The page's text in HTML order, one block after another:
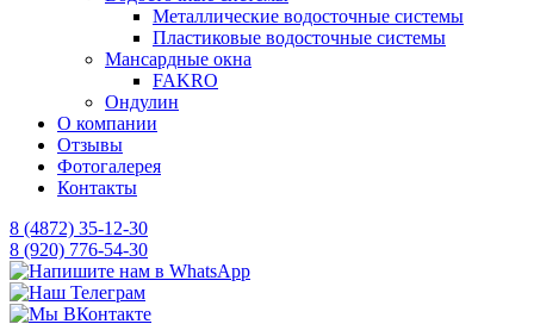
Металлические водосточные системы
Пластиковые водосточные системы
Мансардные окна
FAKRO
Ондулин
О компании
Отзывы
Фотогалерея
Контакты
8 (4872) 35-12-30
8 (920) 776-54-30